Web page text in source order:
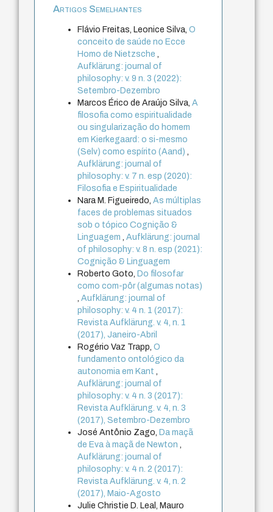
Artigos Semelhantes
Flávio Freitas, Leonice Silva,O
conceito de saúde no Ecce
Homo de Nietzsche
Aufklärung: journal of
philosophy: v. 9 n. 3 (2022):
Setembro-Dezembro
Marcos Érico de Araújo Silva,A
filosofia como espiritualidade
ou singularização do homem
em Kierkegaard: o si-mesmo
(Selv) como espírito (Aand)
Aufklärung: journal of
philosophy: v. 7 n. esp (2020):
Filosofia e Espiritualidade
Nara M. Figueiredo,As múltiplas
faces de problemas situados
sob o tópico Cognição &
Linguagem
,Aufklärung: journal
of philosophy: v. 8 n. esp (2021):
Cognição & Linguagem
Roberto Goto, Do filosofar
como com-pôr (algumas notas)
,Aufklärung: journal of
philosophy: v. 4 n. 1 (2017):
Revista Aufklärung. v. 4, n. 1
(2017), Janeiro-Abril
Rogério Vaz Trapp,O
fundamento ontológico da
autonomia em Kant
Aufklärung: journal of
philosophy: v. 4 n. 3 (2017):
Revista Aufklärung. v. 4, n. 3
(2017), Setembro-Dezembro
José Antônio Zago, Da maçã
de Eva à maçã de Newton
Aufklärung: journal of
philosophy: v. 4 n. 2 (2017):
Revista Aufklärung. v. 4, n. 2
(2017), Maio-Agosto
Julie Christie D. Leal, Mauro